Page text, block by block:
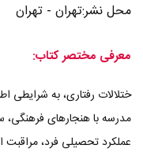
محل نشر:تهران - تهران
معرفی مختصر کتاب:
ختلالات رفتاری، به شرایطی
مدرسه با هنجارهای
عملکرد تحصیلی فرد، مراقبت